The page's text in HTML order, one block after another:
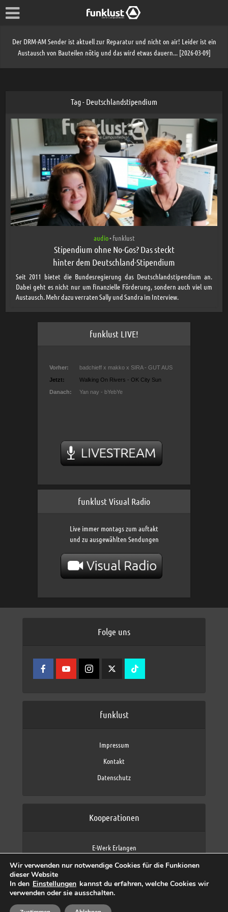
Der DRM-AM Sender ist aktuell zur Reparatur und nicht on air! Leider ist ein
Austausch von Bauteilen nötig und das wird etwas dauern... [2026-03-09]
Tag - Deutschlandstipendium
audio• funklust
Stipendium ohne No-Gos? Das steckt
hinter dem Deutschland-Stipendium
Seit 2011 bietet die Bundesregierung das Deutschlandstipendium an.
Dabei geht es nicht nur um finanzielle Förderung, sondern auch viel um
Austausch. Mehr dazu verraten Sally und Sandra im Interview.
funklust LIVE!
funklust Visual Radio
Live immer montags zum auftakt
und zu ausgewählten Sendungen
Folge uns
funklust
Impressum
Kontakt
Datenschutz
Kooperationen
E-Werk Erlangen
Fraunhofer IIS
max neo (AFK max)
Wir verwenden nur notwendige Cookies für die Funkionen
dieser Website
In den Einstellungen kannst du erfahren, welche Cookies wir
verwenden oder sie ausschalten.